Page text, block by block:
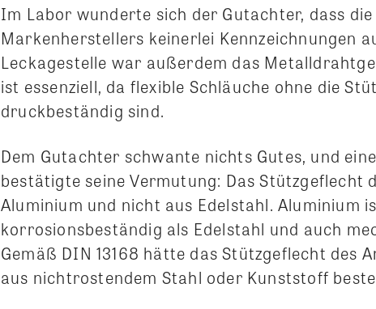
Im Labor wunderte sich der Gutachter, dass
Markenherstellers keinerlei Kennzeichnungen
Leckagestelle war außerdem das
ist essenziell, da flexible Schläuche ohne die
druckbeständig sind.
Dem Gutachter schwante nichts Gutes, und
bestätigte seine Vermutung: Das Stützgeflecht
Aluminium und nicht aus Edelstahl. Aluminium
korrosionsbeständig als Edelstahl und auch
Gemäß DIN 13168 hätte das Stützgeflecht des
aus nichtrostendem Stahl oder Kunststoff